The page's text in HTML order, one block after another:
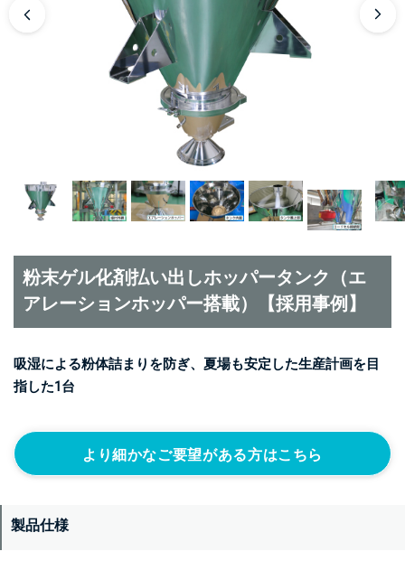
粉末ゲル化剤払い出しホッパータンク（エ
アレーションホッパー搭載）【採用事例】
吸湿による粉体詰まりを防ぎ、夏場も安定した生産計画を目
指した1台
より細かなご要望がある方はこちら
製品仕様